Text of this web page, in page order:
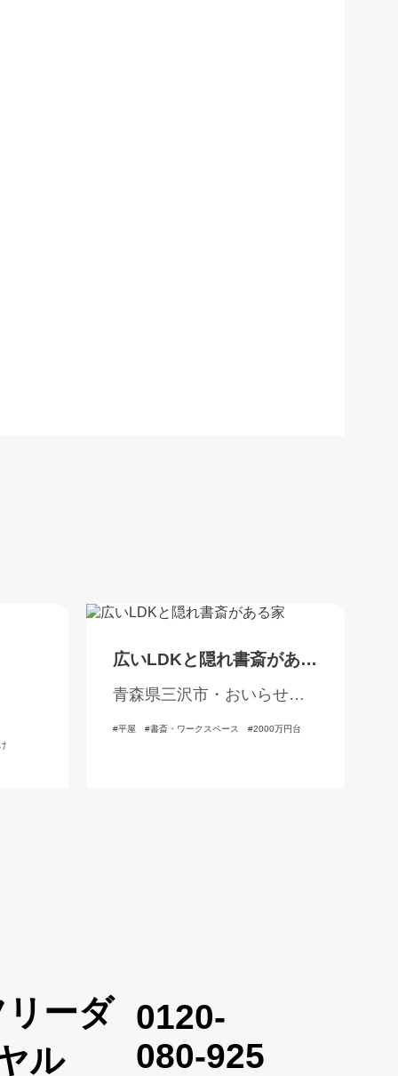
広いLDKと隠れ書斎がある
家
青森県三沢市・おいらせ
町・三戸郡
平屋 書斎・ワークスペース 2000万円台
0120-
080-925